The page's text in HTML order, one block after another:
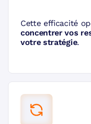
Cette efficacité
concentrer vos
votre stratégie.